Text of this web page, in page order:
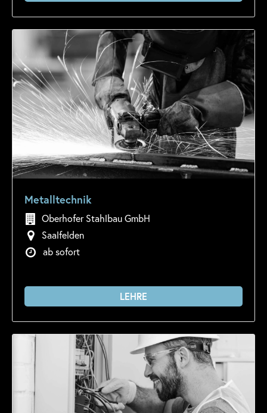
Metalltechnik
Oberhofer Stahlbau GmbH
Saalfelden
ab sofort
LEHRE